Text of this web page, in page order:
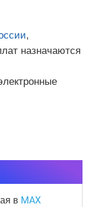
,
назначаются
в MAX